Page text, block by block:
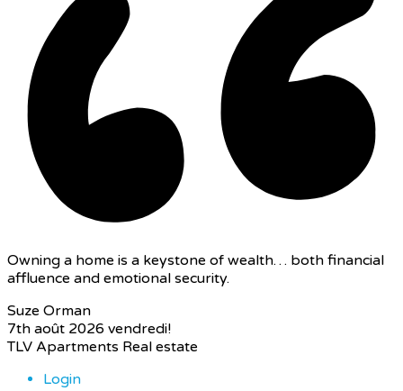
Owning a home is a keystone of wealth… both financial
affluence and emotional security.
Suze Orman
7th août 2026 vendredi!
TLV Apartments Real estate
Login